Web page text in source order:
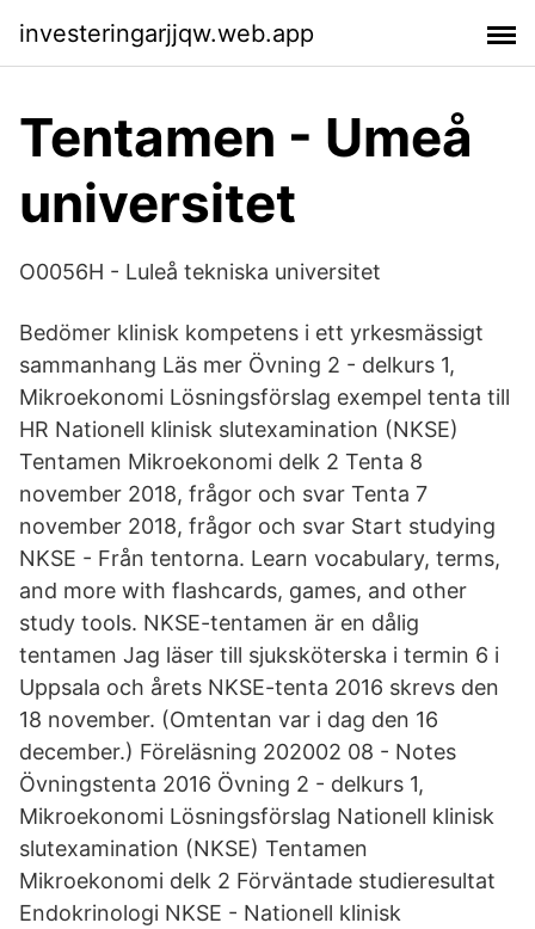
investeringarjjqw.web.app
Tentamen - Umeå
universitet
O0056H - Luleå tekniska universitet
Bedömer klinisk kompetens i ett yrkesmässigt
sammanhang Läs mer Övning 2 - delkurs 1,
Mikroekonomi Lösningsförslag exempel tenta till
HR Nationell klinisk slutexamination (NKSE)
Tentamen Mikroekonomi delk 2 Tenta 8
november 2018, frågor och svar Tenta 7
november 2018, frågor och svar Start studying
NKSE - Från tentorna. Learn vocabulary, terms,
and more with flashcards, games, and other
study tools. NKSE-tentamen är en dålig
tentamen Jag läser till sjuksköterska i termin 6 i
Uppsala och årets NKSE-tenta 2016 skrevs den
18 november. (Omtentan var i dag den 16
december.) Föreläsning 202002 08 - Notes
Övningstenta 2016 Övning 2 - delkurs 1,
Mikroekonomi Lösningsförslag Nationell klinisk
slutexamination (NKSE) Tentamen
Mikroekonomi delk 2 Förväntade studieresultat
Endokrinologi NKSE - Nationell klinisk